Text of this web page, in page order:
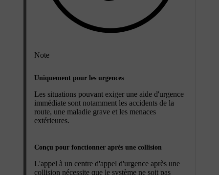
Note
Uniquement pour les urgences
Les situations pouvant exiger une aide d'urgence
immédiate sont notamment les accidents de la
route, une maladie grave et les menaces
extérieures.
Conçu pour fonctionner après une collision
L'appel à un centre d'appel d'urgence après une
collision nécessite que le système ne soit pas